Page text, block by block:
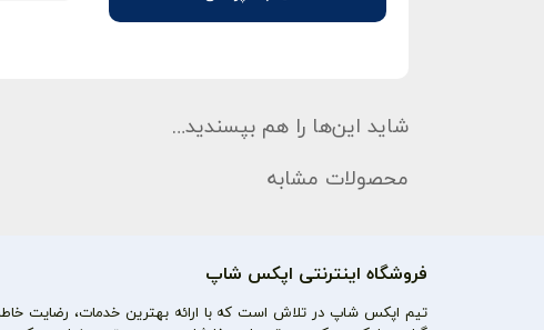
شاید این‌ها را هم بپسندید…
محصولات مشابه
فروشگاه اینترنتی اپکس شاپ
تیم اپکس شاپ در تلاش است که با ارائه بهترین خدمات، رضایت خاطر